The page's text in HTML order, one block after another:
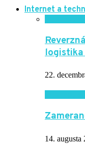
Internet a
22.
14. augusta